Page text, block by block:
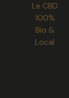
Le CBD
100%
Bio &
Local